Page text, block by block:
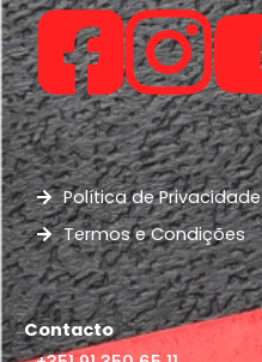
Política de Privacidade
Termos e Condições
Contacto